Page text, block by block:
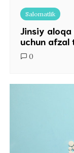
Salomatlik
Jinsiy
uchun afzal
0